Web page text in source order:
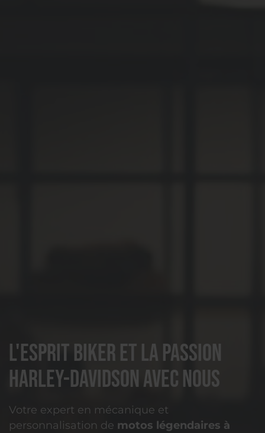
L'esprit biker et la passion
Harley-Davidson avec nous
Votre expert en mécanique et
personnalisation de motos légendaires à